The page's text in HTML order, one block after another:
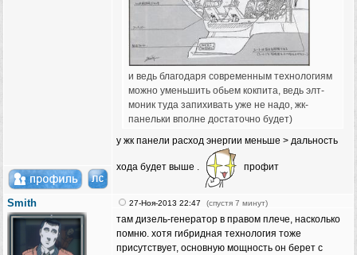
и ведь благодаря современным технологиям
можно уменьшить обьем кокпита, ведь элт-
моник туда запихивать уже не надо, жк-
панельки вполне достаточно будет)
у жк панели расход энергии меньше ‍>‍ дальность
хода будет выше . профит
Smith 27-Ноя-2013 22:47 (спустя 7 минут)
там дизель-генератор в правом плече, насколько
помню. хотя гибридная технология тоже
присутствует, основную мощность он берет с